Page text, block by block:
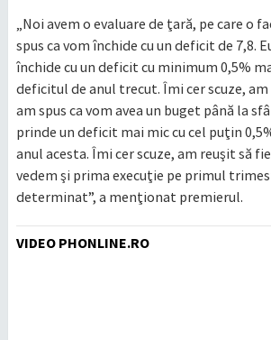
„Noi avem o evaluare de ţară, pe care o
spus ca vom închide cu un deficit de 7,8.
închide cu un deficit cu minimum 0,5%
deficitul de anul trecut. Îmi cer scuze,
am spus ca vom avea un buget până la
prinde un deficit mai mic cu cel puţin
anul acesta. Îmi cer scuze, am reuşit să
vedem şi prima execuţie pe primul
determinat”, a menţionat premierul.
VIDEO PHONLINE.RO